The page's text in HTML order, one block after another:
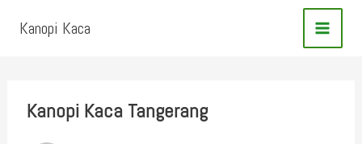
Kanopi Kaca
Kanopi Kaca Tangerang